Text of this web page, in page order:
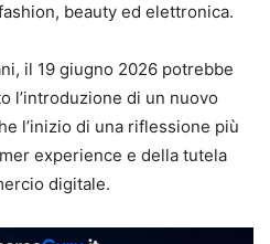
beauty ed elettronica.
il 19 giugno 2026 potrebbe
l’introduzione di un nuovo
l’inizio di una riflessione più
experience e della tutela
digitale.